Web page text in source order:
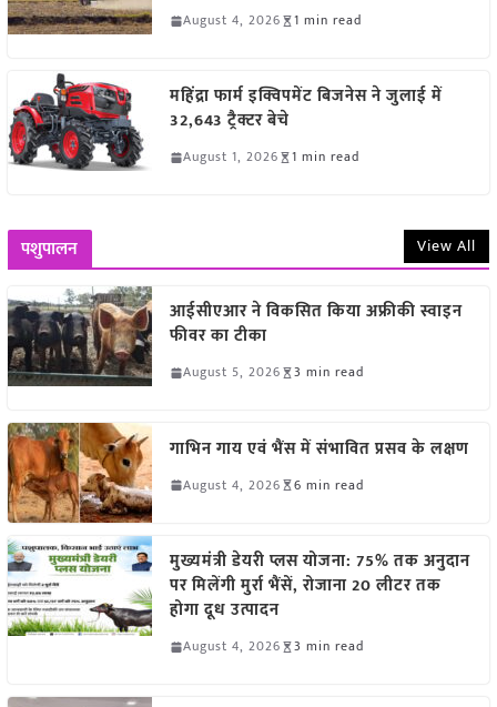
August 4, 2026 1 min read
महिंद्रा फार्म इक्विपमेंट बिजनेस ने जुलाई में
32,643 ट्रैक्टर बेचे
August 1, 2026 1 min read
पशुपालन View All
आईसीएआर ने विकसित किया अफ्रीकी स्वाइन
फीवर का टीका
August 5, 2026 3 min read
गाभिन गाय एवं भैंस में संभावित प्रसव के लक्षण
August 4, 2026 6 min read
मुख्यमंत्री डेयरी प्लस योजना: 75% तक अनुदान
पर मिलेंगी मुर्रा भैंसें, रोजाना 20 लीटर तक
होगा दूध उत्पादन
August 4, 2026 3 min read